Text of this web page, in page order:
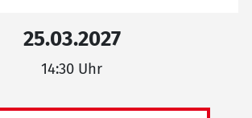
25.03.2027
14:30 Uhr